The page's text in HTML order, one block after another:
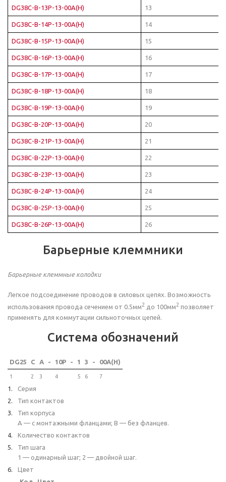
DG38C-B-13P-13-00A(H) 13
DG38C-B-14P-13-00A(H) 14
DG38C-B-15P-13-00A(H) 15
DG38C-B-16P-13-00A(H) 16
DG38C-B-17P-13-00A(H) 17
DG38C-B-18P-13-00A(H) 18
DG38C-B-19P-13-00A(H) 19
DG38C-B-20P-13-00A(H) 20
DG38C-B-21P-13-00A(H) 21
DG38C-B-22P-13-00A(H) 22
DG38C-B-23P-13-00A(H) 23
DG38C-B-24P-13-00A(H) 24
DG38C-B-25P-13-00A(H) 25
DG38C-B-26P-13-00A(H) 26
Барьерные клеммники
Барьерные клеммные колодки
Легкое подсоединение проводов в силовых цепях. Возможность
использования провода сечением от 0.5мм2 до 100мм2 позволяет
применять для коммутации сильноточных цепей.
Система обозначений
DG25 C A - 10P - 1 3 - 00A(H)
1 2 3 4 5 6 7
Серия
Тип контактов
Тип корпуса
A — с монтажными фланцами; B — без фланцев.
Количество контактов
Тип шага
1 — одинарный шаг; 2 — двойной шаг.
Цвет